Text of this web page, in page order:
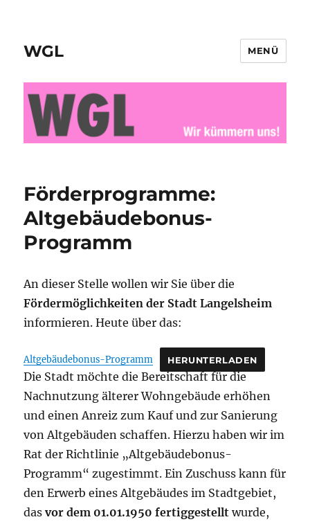
WGL MENÜ
Förderprogramme:
Altgebäudebonus-
Programm
An dieser Stelle wollen wir Sie über die
Fördermöglichkeiten der Stadt Langelsheim
informieren. Heute über das:
Altgebäudebonus-Programm HERUNTERLADEN
Die Stadt möchte die Bereitschaft für die
Nachnutzung älterer Wohngebäude erhöhen
und einen Anreiz zum Kauf und zur Sanierung
von Altgebäuden schaffen. Hierzu haben wir im
Rat der Richtlinie „Altgebäudebonus-
Programm“ zugestimmt. Ein Zuschuss kann für
den Erwerb eines Altgebäudes im Stadtgebiet,
dasvor dem 01.01.1950 fertiggestellt wurde,